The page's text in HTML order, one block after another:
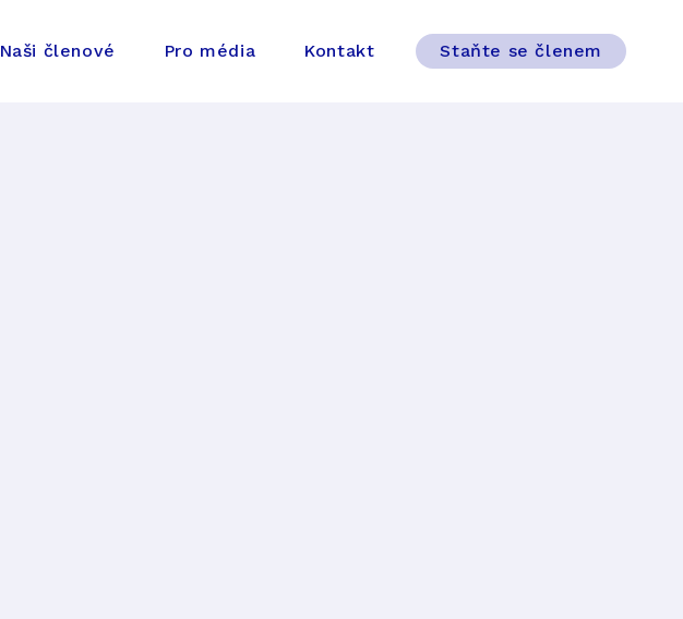
Naši členové Pro média Kontakt Staňte se členem